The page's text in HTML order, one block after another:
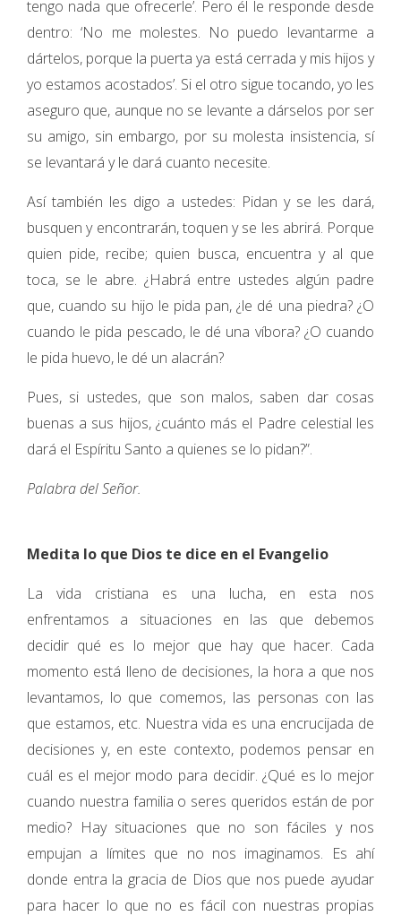
tengo nada que ofrecerle’. Pero él le responde desde
dentro: ‘No me molestes. No puedo levantarme a
dártelos, porque la puerta ya está cerrada y mis hijos y
yo estamos acostados’. Si el otro sigue tocando, yo les
aseguro que, aunque no se levante a dárselos por ser
su amigo, sin embargo, por su molesta insistencia, sí
se levantará y le dará cuanto necesite.
Así también les digo a ustedes: Pidan y se les dará,
busquen y encontrarán, toquen y se les abrirá. Porque
quien pide, recibe; quien busca, encuentra y al que
toca, se le abre. ¿Habrá entre ustedes algún padre
que, cuando su hijo le pida pan, ¿le dé una piedra? ¿O
cuando le pida pescado, le dé una víbora? ¿O cuando
le pida huevo, le dé un alacrán?
Pues, si ustedes, que son malos, saben dar cosas
buenas a sus hijos, ¿cuánto más el Padre celestial les
dará el Espíritu Santo a quienes se lo pidan?”.
Palabra del Señor.
Medita lo que Dios te dice en el Evangelio
La vida cristiana es una lucha, en esta nos
enfrentamos a situaciones en las que debemos
decidir qué es lo mejor que hay que hacer. Cada
momento está lleno de decisiones, la hora a que nos
levantamos, lo que comemos, las personas con las
que estamos, etc. Nuestra vida es una encrucijada de
decisiones y, en este contexto, podemos pensar en
cuál es el mejor modo para decidir. ¿Qué es lo mejor
cuando nuestra familia o seres queridos están de por
medio? Hay situaciones que no son fáciles y nos
empujan a límites que no nos imaginamos. Es ahí
donde entra la gracia de Dios que nos puede ayudar
para hacer lo que no es fácil con nuestras propias